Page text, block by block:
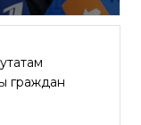
граждан